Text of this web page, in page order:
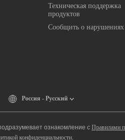
Техническая поддержка
продуктов
Сообщить о нарушениях
Россия - Русский
ознакомление с Правилами
конфиденциальности.